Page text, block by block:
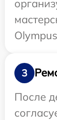
3
После